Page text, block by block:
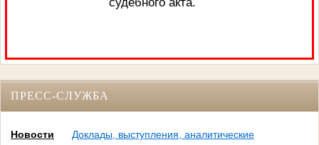
ПРЕСС-СЛУЖБА
Новости
Доклады, выступления, аналитические